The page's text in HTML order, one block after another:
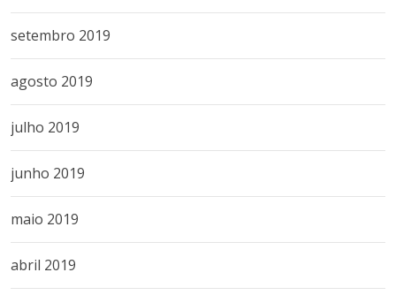
setembro 2019
agosto 2019
julho 2019
junho 2019
maio 2019
abril 2019